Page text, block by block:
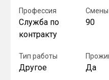
Профессия
Служба по
контракту
Смены
90
Тип работы
Другое Да